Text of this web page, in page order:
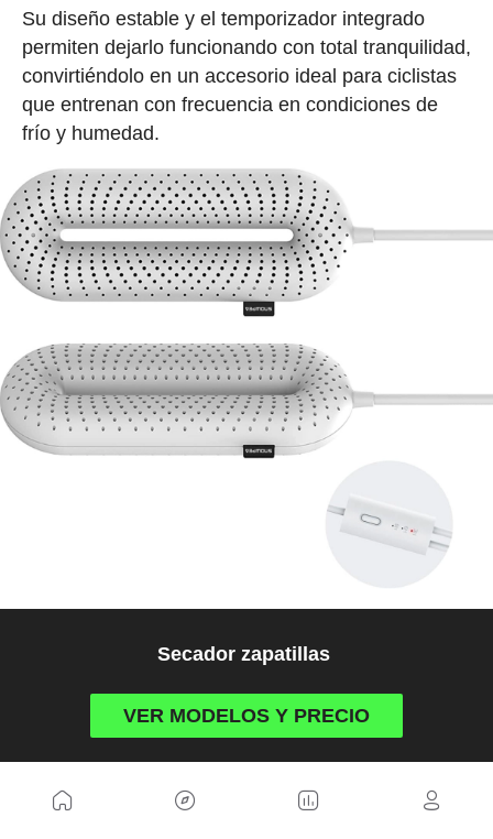
Su diseño estable y el temporizador integrado
permiten dejarlo funcionando con total tranquilidad,
convirtiéndolo en un accesorio ideal para ciclistas
que entrenan con frecuencia en condiciones de
frío y humedad.
Secador zapatillas
VER MODELOS Y PRECIO
13. Gafas fotocromáticas